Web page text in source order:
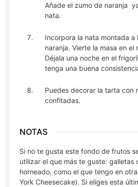
Añade el zumo de naranja
nata.
Incorpora la nata montada a
naranja. Vierte la masa en el
Déjala una noche en el
tenga una buena
Puedes decorar la tarta con
confitadas.
NOTAS
Si no te gusta este fondo de frutos
utilizar el que más te guste: galletas
horneado, como el que tengo en
York Cheesecake). Si eliges esta